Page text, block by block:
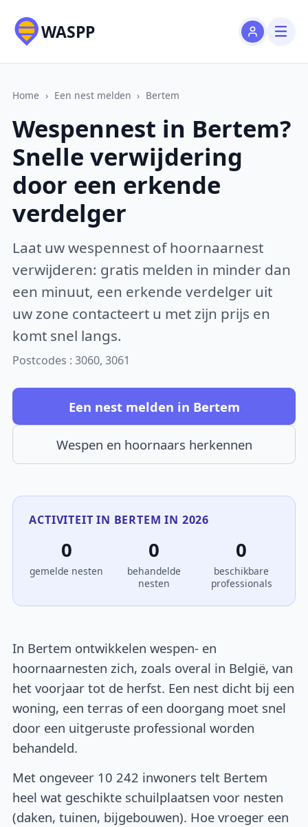
WASPP
Home › Een nest melden › Bertem
Wespennest in Bertem?
Snelle verwijdering
door een erkende
verdelger
Laat uw wespennest of hoornaarnest
verwijderen: gratis melden in minder dan
een minuut, een erkende verdelger uit
uw zone contacteert u met zijn prijs en
komt snel langs.
Postcodes : 3060, 3061
Een nest melden in Bertem
Wespen en hoornaars herkennen
ACTIVITEIT IN BERTEM IN 2026
0
gemelde nesten
0
behandelde
nesten
0
beschikbare
professionals
In Bertem ontwikkelen wespen- en
hoornaarnesten zich, zoals overal in België, van
het voorjaar tot de herfst. Een nest dicht bij een
woning, een terras of een doorgang moet snel
door een uitgeruste professional worden
behandeld.
Met ongeveer 10 242 inwoners telt Bertem
heel wat geschikte schuilplaatsen voor nesten
(daken, tuinen, bijgebouwen). Hoe vroeger een